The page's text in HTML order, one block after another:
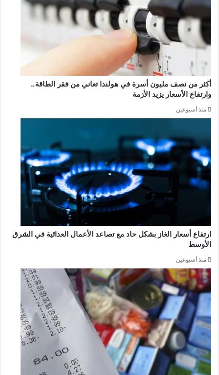
أكثر من نصف مليون أسرة في هولندا تعاني من فقر الطاقة..
وارتفاع الأسعار يزيد الأزمة
منذ أسبوعين
ارتفاع أسعار الغاز بشكل حاد مع تصاعد الأعمال العدائية في الشرق
الأوسط
منذ أسبوعين